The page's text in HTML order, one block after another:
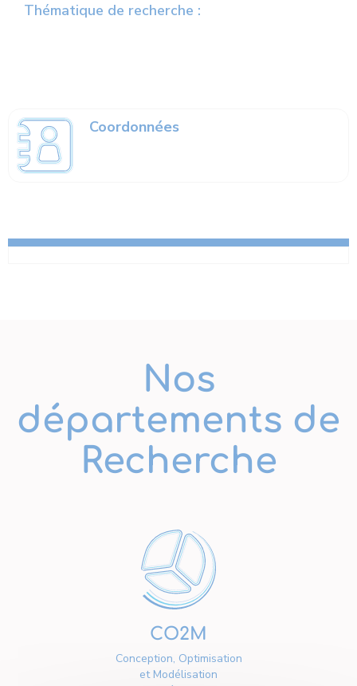
Thématique de recherche :
Coordonnées
Nos
départements de
Recherche
CO2M
Conception, Optimisation
et Modélisation